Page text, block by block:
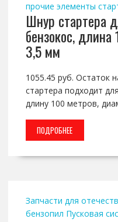
прочие элементы
Шнур стартера
бензокос,
3,5 мм
1055.45 руб. Остаток
стартера подходит
длину 100 метров,
ПОДРОБНЕЕ
Запчасти для
бензопил Пусковая